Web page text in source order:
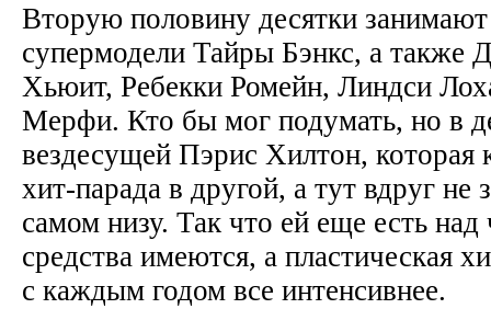
Вторую половину десятки
супермодели Тайры Бэнкс, а также
Хьюит, Ребекки Ромейн, Линдси
Мерфи. Кто бы мог подумать, но в
вездесущей Пэрис Хилтон, которая
хит-парада в другой, а тут вдруг не
самом низу. Так что ей еще есть над
средства имеются, а пластическая
с каждым годом все интенсивнее.